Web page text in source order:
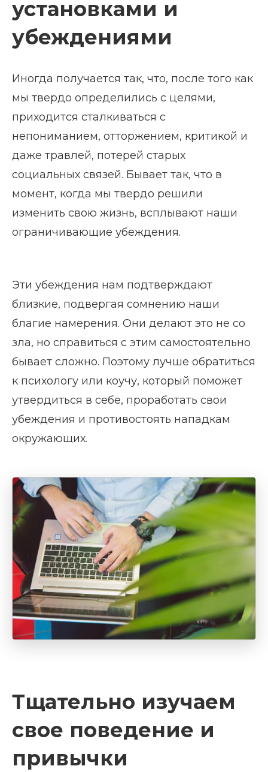
установками и
убеждениями
Иногда получается так, что, после того как
мы твердо определились с целями,
приходится сталкиваться с
непониманием, отторжением, критикой и
даже травлей, потерей старых
социальных связей. Бывает так, что в
момент, когда мы твердо решили
изменить свою жизнь, всплывают наши
ограничивающие убеждения.
Эти убеждения нам подтверждают
близкие, подвергая сомнению наши
благие намерения. Они делают это не со
зла, но справиться с этим самостоятельно
бывает сложно. Поэтому лучше обратиться
к психологу или коучу, который поможет
утвердиться в себе, проработать свои
убеждения и противостоять нападкам
окружающих.
Тщательно изучаем
свое поведение и
привычки